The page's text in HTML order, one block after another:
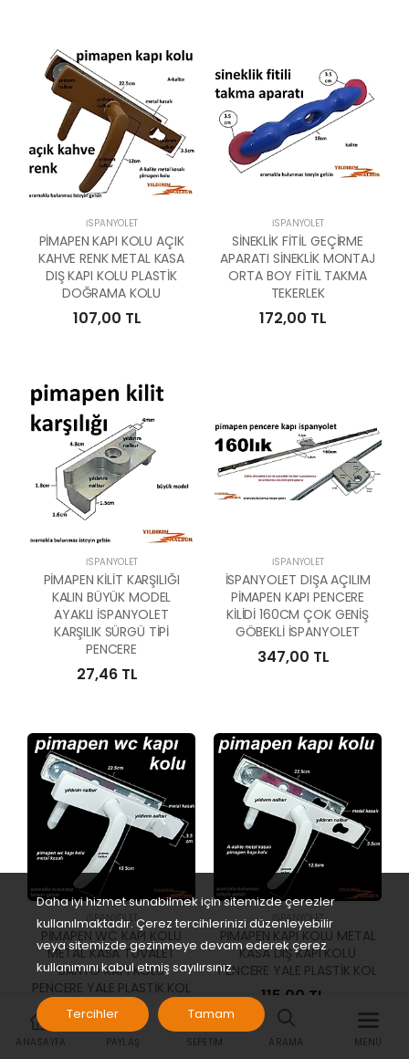
İSPANYOLET
PİMAPEN KAPI KOLU AÇIK
KAHVE RENK METAL KASA
DIŞ KAPI KOLU PLASTİK
DOĞRAMA KOLU
107,00 TL
İSPANYOLET
SİNEKLİK FİTİL GEÇİRME
APARATI SİNEKLİK MONTAJ
ORTA BOY FİTİL TAKMA
TEKERLEK
172,00 TL
İSPANYOLET
PİMAPEN KİLİT KARŞILIĞI
KALIN BÜYÜK MODEL
AYAKLI İSPANYOLET
KARŞILIK SÜRGÜ TİPİ
PENCERE
27,46 TL
İSPANYOLET
İSPANYOLET DIŞA AÇILIM
PİMAPEN KAPI PENCERE
KİLİDİ 160CM ÇOK GENİŞ
GÖBEKLİ İSPANYOLET
347,00 TL
İSPANYOLET
PİMAPEN WC KAPI KOLU
METAL KASA TUVALET
BANYO KAPI KOLU
PENCERE YALE PLASTİK KOL
109,00 TL
İSPANYOLET
PİMAPEN KAPI KOLU METAL
KASA DIŞ KAPI KOLU
PENCERE YALE PLASTİK KOL
115,00 TL
ANASAYFA PAYLAŞ SEPETIM ARAMA MENÜ
Daha iyi hizmet sunabilmek için sitemizde çerezler
kullanılmaktadır. Çerez tercihlerinizi düzenleyebilir
veya sitemizde gezinmeye devam ederek çerez
kullanımını kabul etmiş sayılırsınız.
Tercihler Tamam